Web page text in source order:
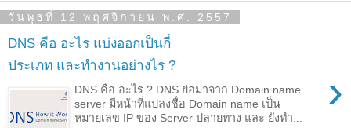
วันพุธที่ 12 พฤศจิกายน พ.ศ. 2557
DNS คือ อะไร แบ่งออกเป็นกี่
ประเภท และทำงานอย่างไร ?
›
DNS คือ อะไร ? DNS ย่อมาจาก Domain name
server มีหน้าที่แปลงชื่อ Domain name เป็น
หมายเลข IP ของ Server ปลายทาง และ ยังทำ...